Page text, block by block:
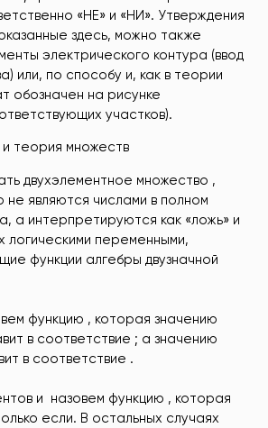
«НЕ» и «НИ». Утверждения
здесь, можно также
электрического контура (ввод
или, по способу и, как в теории
обозначен на рисунке
участков).
теория множеств
двухэлементное множество ,
являются числами в полном
а интерпретируются как «ложь» и
логическими переменными,
функции алгебры двузначной
функцию , которая значению
в соответствие ; а значению
в соответствие .
и назовем функцию , которая
если. В остальных случаях